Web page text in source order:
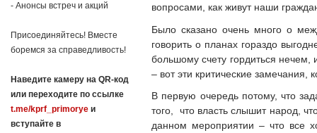
- Анонсы встреч и акций
Присоединяйтесь! Вместе
боремся за справедливость!
Наведите камеру на QR-код
или переходите по ссылке
t.me/kprf_primorye и
вступайте в
вопросами, как живут наши
Было сказано очень много о
говорить о планах гораздо
большому счету гордиться нечем,
– вот эти критические
В первую очередь потому, что
того, что власть слышит народ,
данном мероприятии – что все